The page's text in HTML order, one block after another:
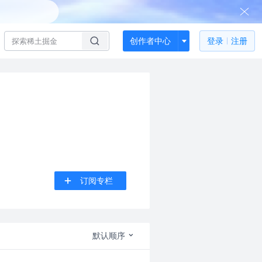
创作者中心 登录 注册
订阅专栏
默认顺序